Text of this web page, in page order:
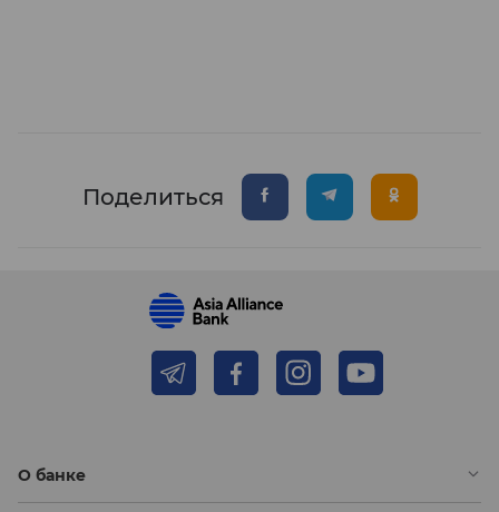
Поделиться
О банке